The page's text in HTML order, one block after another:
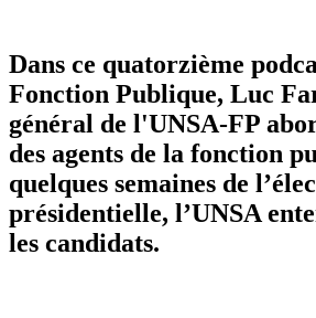
Dans ce quatorzième
Fonction Publique, Luc
général de l'UNSA-FP
des agents de la fonction
quelques semaines de
présidentielle, l’UNSA
les candidats.